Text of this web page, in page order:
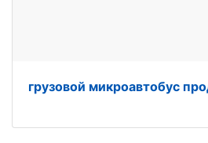
грузовой микроавтобус